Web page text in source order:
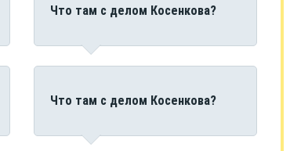
Что там с делом Косенкова?
Что там с делом Косенкова?